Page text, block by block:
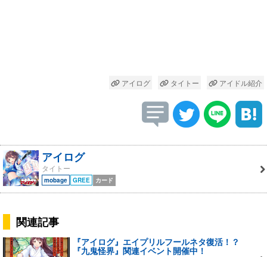
アイログ タイトー アイドル紹介
アイログ
タイトー
mobage GREE カード
関連記事
『アイログ』エイプリルフールネタ復活！？
『九鬼怪界』関連イベント開催中！